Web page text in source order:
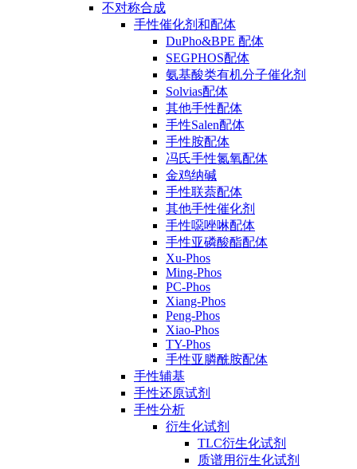
不对称合成
手性催化剂和配体
DuPho&BPE 配体
SEGPHOS配体
氨基酸类有机分子催化剂
Solvias配体
其他手性配体
手性Salen配体
手性胺配体
冯氏手性氮氧配体
金鸡纳碱
手性联萘配体
其他手性催化剂
手性噁唑啉配体
手性亚磷酸酯配体
Xu-Phos
Ming-Phos
PC-Phos
Xiang-Phos
Peng-Phos
Xiao-Phos
TY-Phos
手性亚膦酰胺配体
手性辅基
手性还原试剂
手性分析
衍生化试剂
TLC衍生化试剂
质谱用衍生化试剂